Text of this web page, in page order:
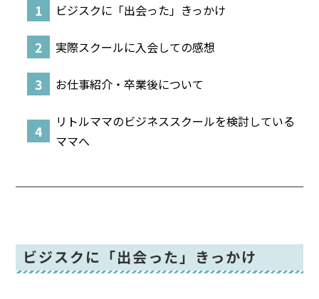
ビジスクに「出会った」きっかけ
実際スクールに入会しての感想
お仕事紹介・卒業後について
リトルママのビジネススクールを検討している
ママへ
ビジスクに「出会った」きっかけ